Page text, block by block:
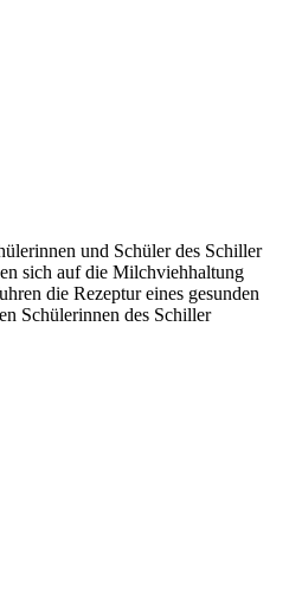
und Schüler des Schiller
sich auf die Milchviehhaltung
die Rezeptur eines gesunden
Schülerinnen des Schiller